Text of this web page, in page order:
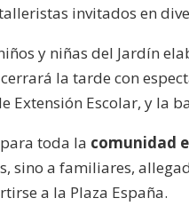
invitados en
y niñas del Jardín
la tarde con
Extensión Escolar, y la
toda la comunidad
sino a familiares,
a la Plaza España.